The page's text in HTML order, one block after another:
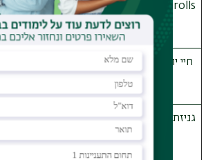
Introduction to the Dead Sea Scrolls
חיי יום יום ומקורות חז"ל לאור כתובות ותעודות
גניזת קהיר וההיסטוריה של ארץ ישראל